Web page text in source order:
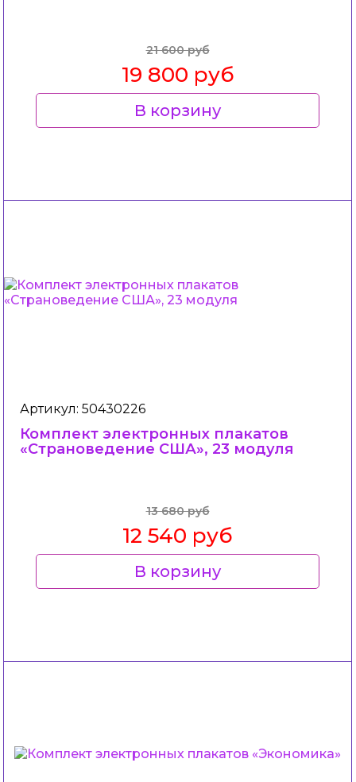
21 600 руб
19 800 руб
В корзину
Артикул: 50430226
Комплект электронных плакатов
«Страноведение США», 23 модуля
13 680 руб
12 540 руб
В корзину